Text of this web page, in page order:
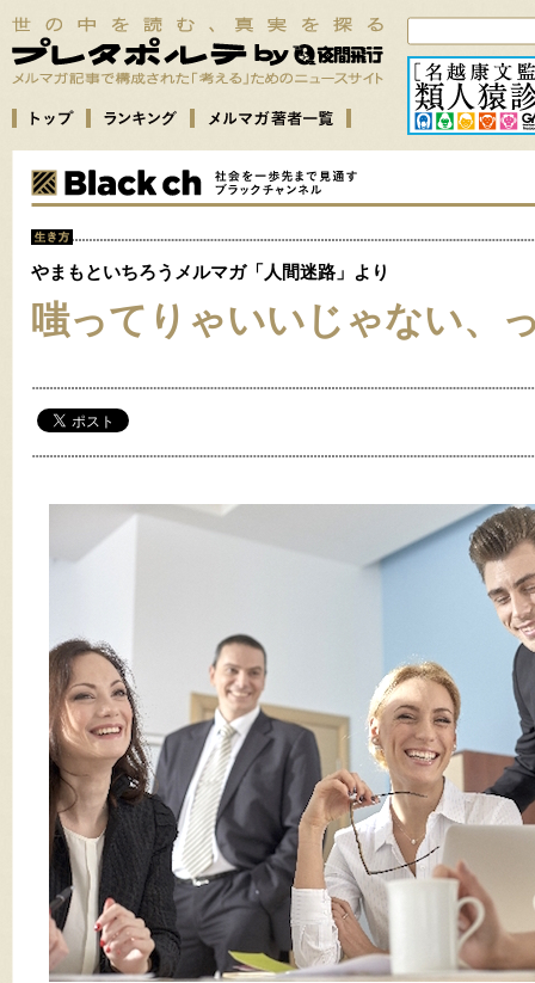
やまもといちろうメルマガ「人間迷路」より
嗤ってりゃいいじゃない、